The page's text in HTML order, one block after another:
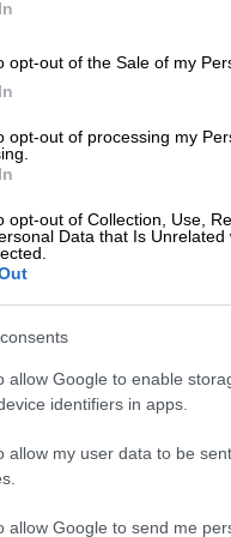
opt-out of the Sale of my
opt-out of processing my
opt-out of Collection, Use,
Data that Is
allow Google to enable
identifiers in apps.
allow my user data to be
allow Google to send me
Παπασταύρου
κατοίκων:
Ερωτώμενος
κάθε Έλληνα
Πολιτικό
Sea